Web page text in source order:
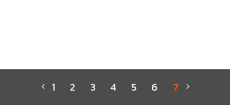
1 2 3 4 5 6 7